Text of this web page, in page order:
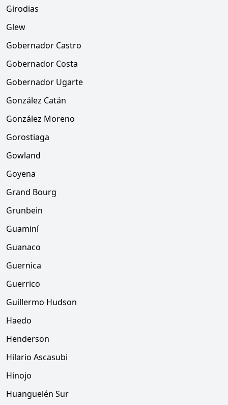
Girodias
Glew
Gobernador Castro
Gobernador Costa
Gobernador Ugarte
González Catán
González Moreno
Gorostiaga
Gowland
Goyena
Grand Bourg
Grunbein
Guaminí
Guanaco
Guernica
Guerrico
Guillermo Hudson
Haedo
Henderson
Hilario Ascasubi
Hinojo
Huanguelén Sur